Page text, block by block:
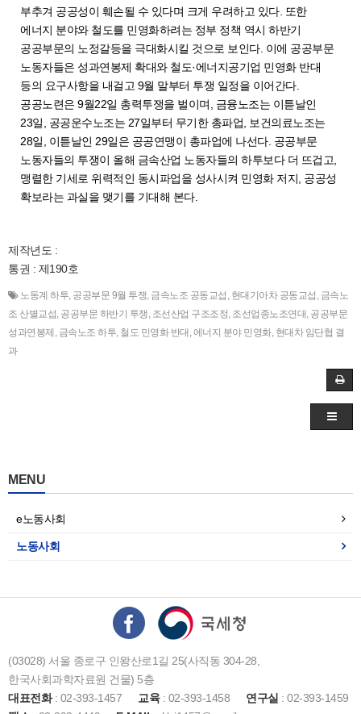
부추겨 공공성이 훼손될 수 있다며 크게 우려하고 있다. 또한
에너지 분야와 철도를 민영화하려는 정부 정책 역시 하반기
공공부문의 노정갈등을 극대화시킬 것으로 보인다. 이에 공공부문
노동자들은 성과연봉제 확대와 철도·에너지공기업 민영화 반대
등의 요구사항을 내걸고 9월 말부터 투쟁 일정을 이어간다.
공공노련은 9월22일 총력투쟁을 벌이며, 금융노조는 이튿날인
23일, 공공운수노조는 27일부터 무기한 총파업, 보건의료노조는
28일, 이튿날인 29일은 공공연맹이 총파업에 나선다. 공공부문
노동자들의 투쟁이 올해 금속산업 노동자들의 하투보다 더 뜨겁고,
맹렬한 기세로 위력적인 동시파업을 성사시켜 민영화 저지, 공공성
확보라는 과실을 맺기를 기대해 본다.
제작년도 :
통권 : 제190호
노동계 하투 공공부문 9월 투쟁 금속노조 공동교섭 현대기아차 공동교섭 금속노
조 산별교섭 공공부문 하반기 투쟁 조선산업 구조조정 조선업종노조연대 공공부문
성과연봉제 금속노조 하투 철도 민영화 반대 에너지 분야 민영화, 현대차 임단협 결
과
MENU
e노동사회
노동사회
(03028) 서울 종로구 인왕산로1길 25(사직동 304-28,
한국사회과학자료원 건물) 5층
대표전화: 02-393-1457 교육: 02-393-1458 연구실 : 02-393-1459